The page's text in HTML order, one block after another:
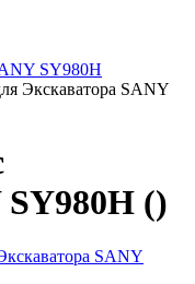
SY980H
Экскаватора SANY
()